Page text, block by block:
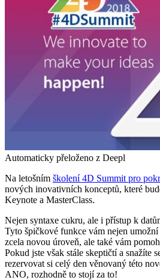
Automaticky přeloženo z Deepl
Na letošním školení 4D Summit pro
nových inovativních konceptů, které
Keynote a MasterClass.
Nejen syntaxe cukru, ale i přístup k
Tyto špičkové funkce vám nejen umožní
zcela novou úroveň, ale také vám
Pokud jste však stále skeptičtí a snažíte
rezervovat si celý den věnovaný této
ANO, rozhodně to stojí za to!